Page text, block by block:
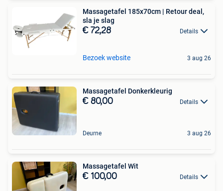
Massagetafel 185x70cm | Retour deal,
sla je slag
€ 72,28 Details
Bezoek website 3 aug 26
Massagetafel Donkerkleurig
€ 80,00 Details
Deurne 3 aug 26
Massagetafel Wit
€ 100,00 Details